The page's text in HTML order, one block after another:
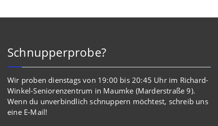
Schnupperprobe?
Wir proben dienstags von 19:00 bis 20:45 Uhr im Richard-
Winkel-Seniorenzentrum in Maumke (Marderstraße 9).
Wenn du unverbindlich schnuppern möchtest, schreib uns
eine E-Mail!